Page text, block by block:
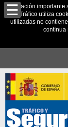
Información
de Tráfico utiliza
utilizadas no
continua